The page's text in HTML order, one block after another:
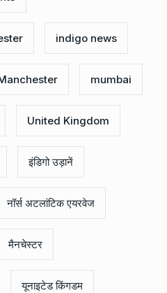
indigo news
mumbai
United Kingdom
इंडिगो उड़ानें
नॉर्स अटलांटिक एयरवेज
मैनचेस्टर
यूनाइटेड किंगडम